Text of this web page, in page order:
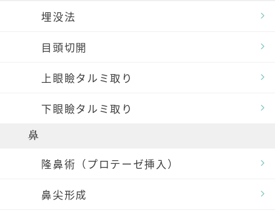
埋没法
目頭切開
上眼瞼タルミ取り
下眼瞼タルミ取り
鼻
隆鼻術（プロテーゼ挿入）
鼻尖形成